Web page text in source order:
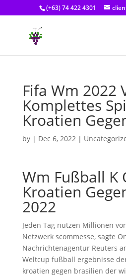
(+63) 74 422 4301
Fifa Wm 2022
Komplettes
Kroatien
by | Dec 6, 2022|
Wm Fußball K
Kroatien
2022
Jeden Tag nutzen Millionen
Netzwerk scommesse, sagte
Nachrichtenagentur Reuters
Weltcup fußball ergebnisse
kroatien gegen brasilien der